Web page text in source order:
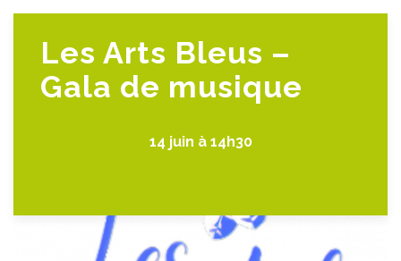
Les Arts Bleus –
Gala de musique
14 juin à 14h30